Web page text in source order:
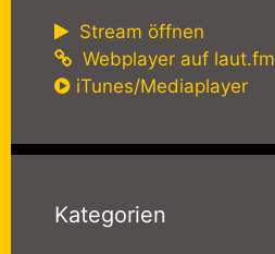
Stream öffnen
Webplayer auf laut.fm
iTunes/Mediaplayer
Kategorien